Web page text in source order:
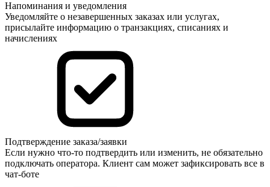
Напоминания и уведомления
Уведомляйте о незавершенных заказах или услугах,
присылайте информацию о транзакциях, списаниях и
начислениях
Подтверждение заказа/заявки
Если нужно что-то подтвердить или изменить, не обязательно
подключать оператора. Клиент сам может зафиксировать все в
чат-боте